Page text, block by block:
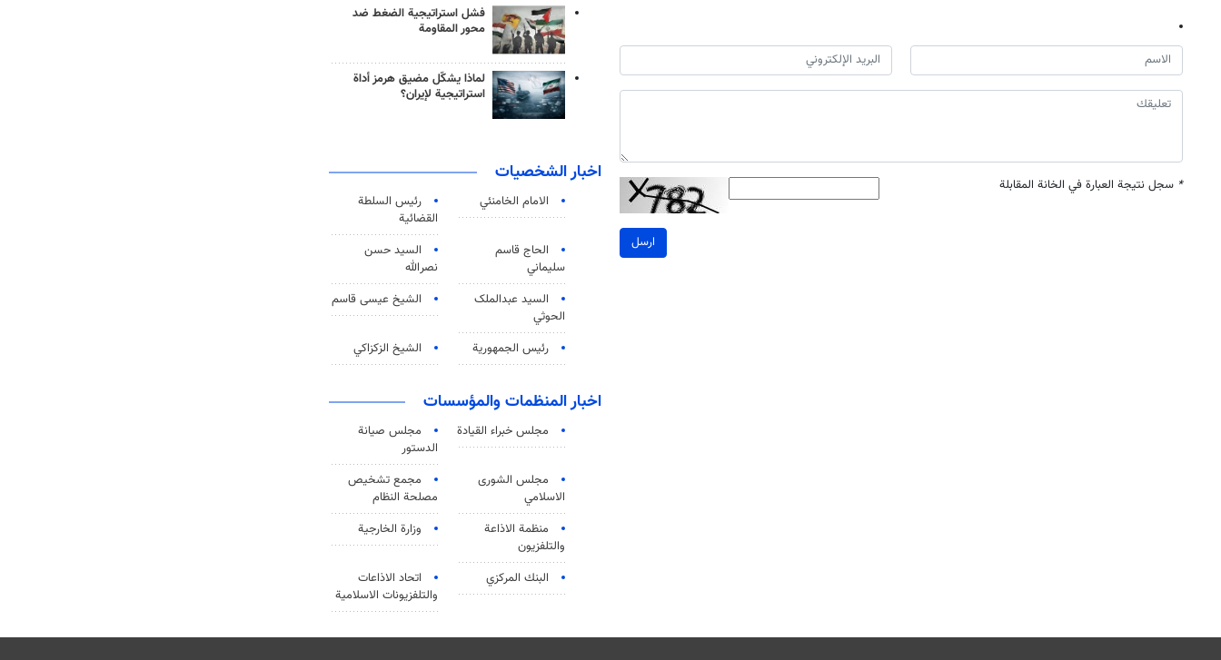
* سجل نتيجة العبارة في الخانة المقابلة
ارسل
فشل استراتيجية الضغط ضد
محور المقاومة
لماذا يشكّل مضيق هرمز أداة
استراتيجية لإيران؟
اخبار الشخصيات
الامام الخامنئي
رئیس السلطة
القضائیة
الحاج قاسم
سليماني
السيد حسن
نصرالله
السید عبدالملک
الحوثي
الشيخ عيسى قاسم
رئيس الجمهورية الشيخ الزكزاكي
اخبار المنظمات والمؤسسات
مجلس خبراء القيادة
مجلس صيانة
الدستور
مجلس الشورى
الاسلامي
مجمع تشخيص
مصلحة النظام
منظمة الاذاعة
والتلفزیون
وزارة الخارجية
البنك المركزي
اتحاد الاذاعات
والتلفزيونات الاسلامية